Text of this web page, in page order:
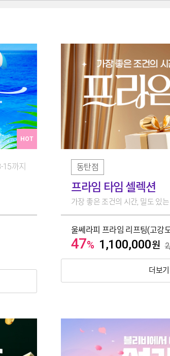
HOT
까지 동탄점
프라임 타임 셀렉션
가장 좋은 조건의 시간, 밀도 있
울쎄라피 프라임 리프팅(고강
47% 1,100,000원